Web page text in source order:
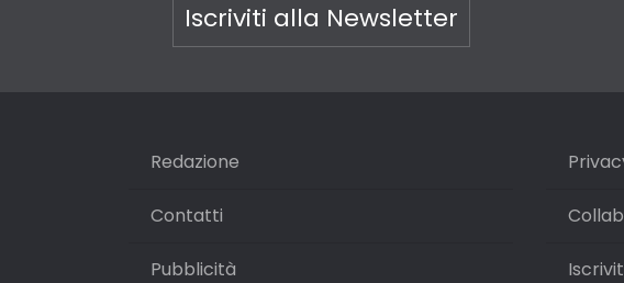
Iscriviti alla Newsletter
Redazione
Contatti
Pubblicità